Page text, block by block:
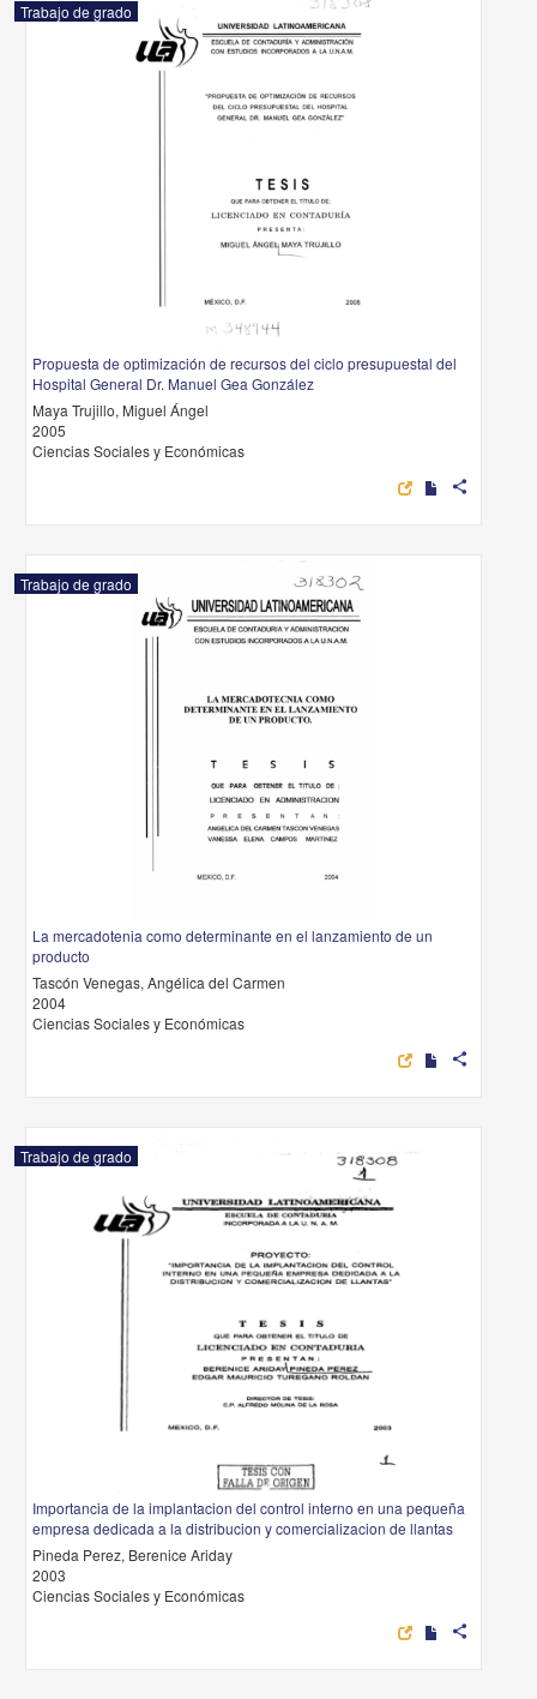
Trabajo de grado
Propuesta de optimización de recursos del ciclo presupuestal del
Hospital General Dr. Manuel Gea González
Maya Trujillo, Miguel Ángel
2005
Ciencias Sociales y Económicas
share
Trabajo de grado
La mercadotenia como determinante en el lanzamiento de un
producto
Tascón Venegas, Angélica del Carmen
2004
Ciencias Sociales y Económicas
share
Trabajo de grado
Importancia de la implantacion del control interno en una pequeña
empresa dedicada a la distribucion y comercializacion de llantas
Pineda Perez, Berenice Ariday
2003
Ciencias Sociales y Económicas
share